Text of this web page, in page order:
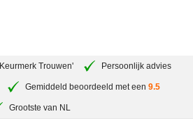
Trouwen' Persoonlijk advies
Gemiddeld beoordeeld met een 9.5
Grootste van NL